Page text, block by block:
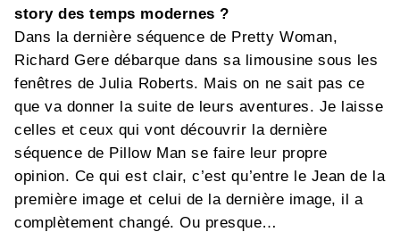
story des temps modernes ?
Dans la dernière séquence de Pretty Woman,
Richard Gere débarque dans sa limousine sous les
fenêtres de Julia Roberts. Mais on ne sait pas ce
que va donner la suite de leurs aventures. Je laisse
celles et ceux qui vont découvrir la dernière
séquence de Pillow Man se faire leur propre
opinion. Ce qui est clair, c’est qu’entre le Jean de la
première image et celui de la dernière image, il a
complètement changé. Ou presque…